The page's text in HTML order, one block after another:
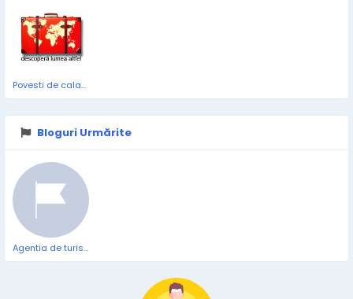
Povesti de calatorie
Bloguri Urmărite
Agentia de turism Daiavedra